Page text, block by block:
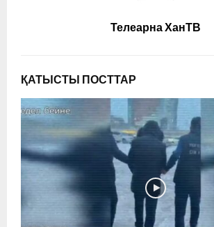
Телеарна ХанТВ
ҚАТЫСТЫ ПОСТТАР